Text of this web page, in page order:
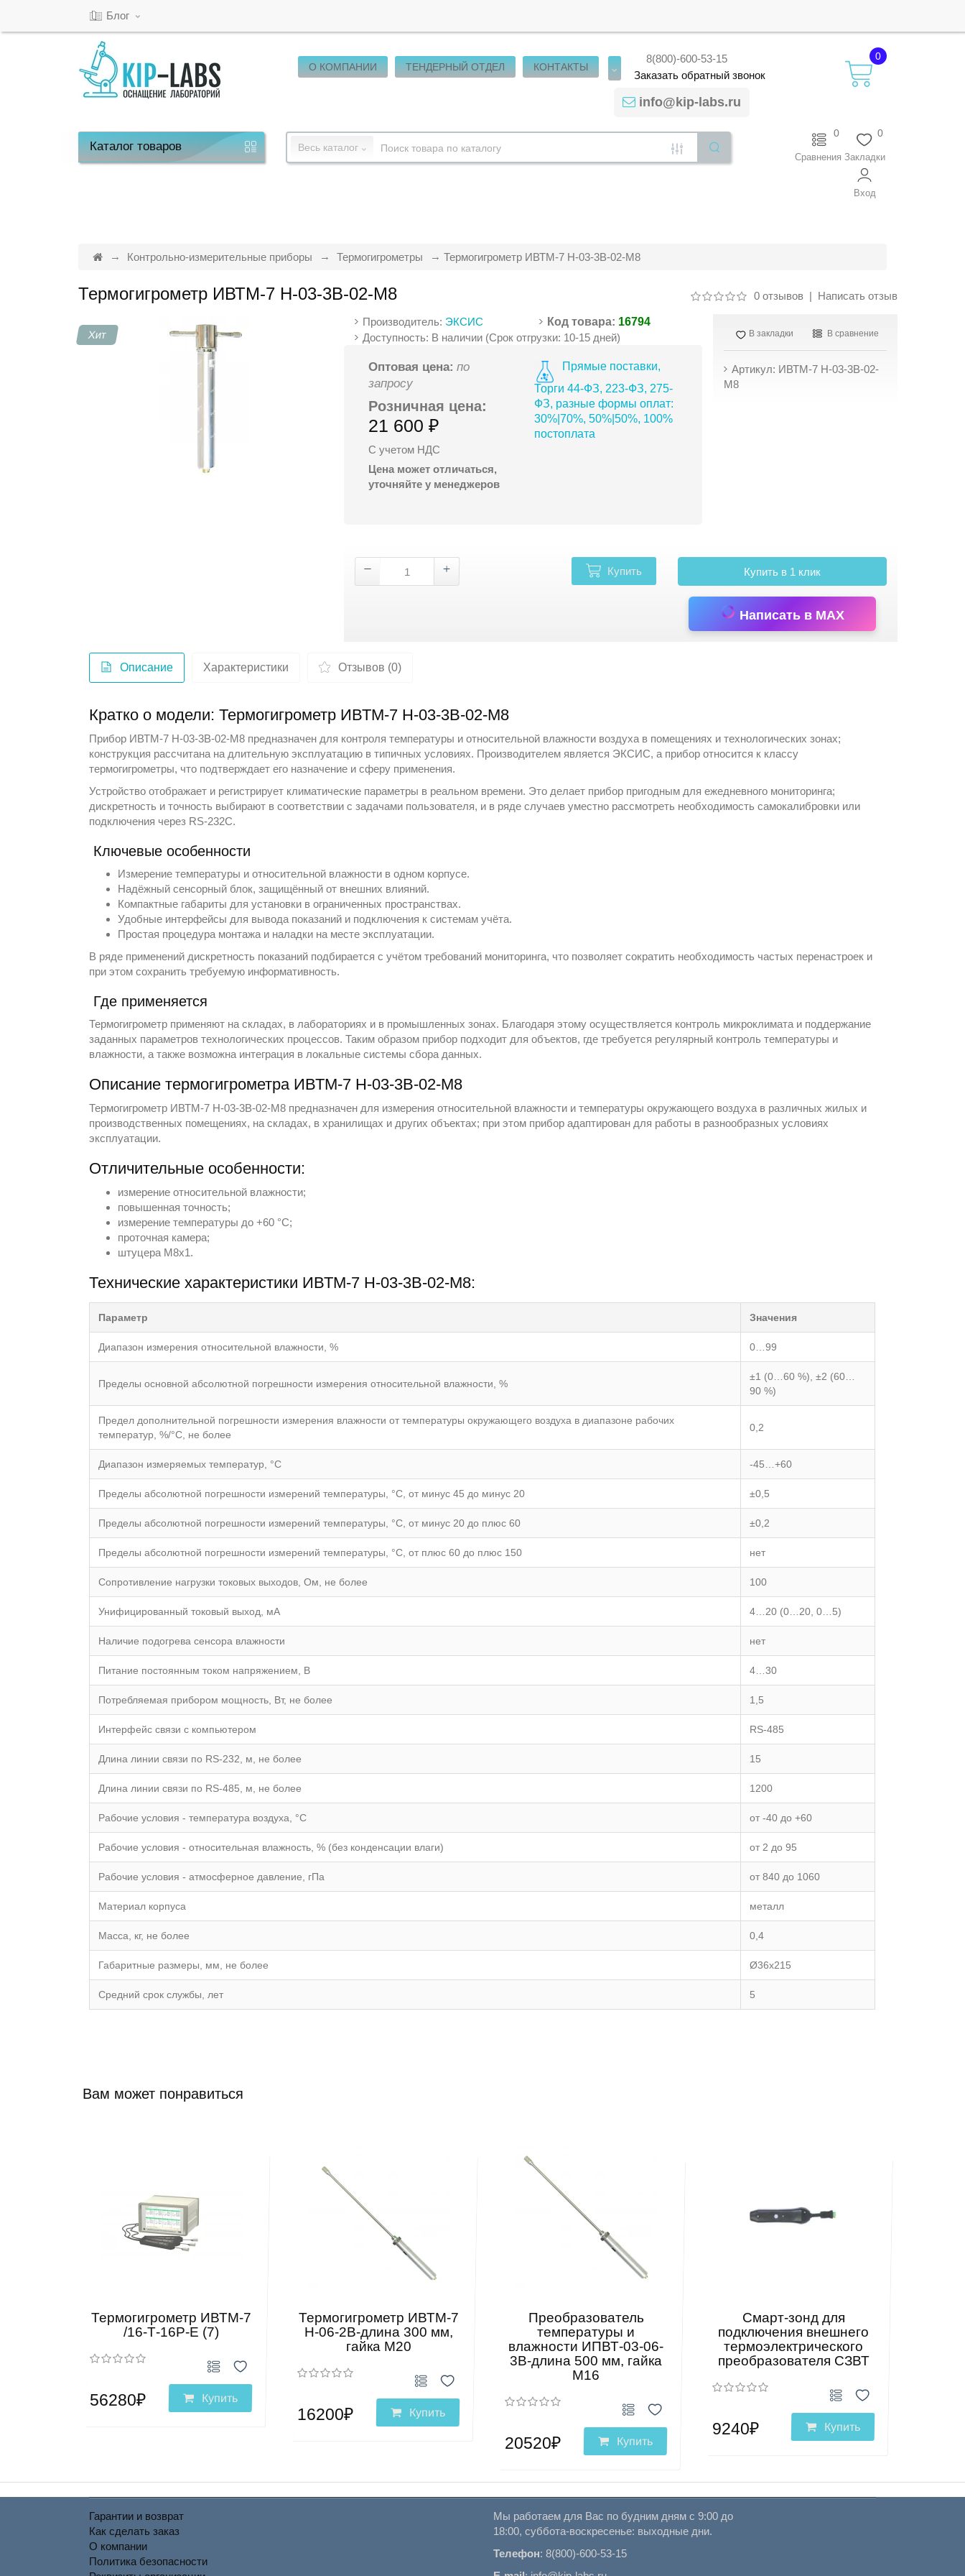
Блог
О КОМПАНИИ ТЕНДЕРНЫЙ ОТДЕЛ КОНТАКТЫ
8(800)-600-53-15
Заказатьобратныйзвонок
info@kip-labs.ru
0
Каталогтоваров Весь каталог
0
Закладки
0
Сравнения
Вход
Контрольно-измерительные приборы Термогигрометры Термогигрометр ИВТМ-7 Н-03-3В-02-М8
Термогигрометр ИВТМ-7 Н-03-3В-02-М8 0 отзывов| Написать отзыв
Хит
Производитель: ЭКСИС Код товара: 16794
Доступность: В наличии (Срок отгрузки: 10-15 дней)
Оптовая цена: по
запросу
Розничная цена:
21 600 ₽
С учетом НДС
Цена может отличаться,
уточняйте у менеджеров
Прямые поставки,
Торги 44-ФЗ, 223-ФЗ, 275-
ФЗ, разные формы оплат:
30%|70%, 50%|50%, 100%
постоплата
В закладки В сравнение
Артикул: ИВТМ-7 Н-03-3В-02-
М8
Купить Купить в 1 клик
Написать в MAX
Описание Характеристики Отзывов (0)
Кратко о модели: Термогигрометр ИВТМ-7 Н-03-3В-02-М8
Прибор ИВТМ-7 Н-03-3В-02-М8 предназначен для контроля температуры и относительной влажности воздуха в помещениях и технологических зонах;
конструкция рассчитана на длительную эксплуатацию в типичных условиях. Производителем является ЭКСИС, а прибор относится к классу
термогигрометры, что подтверждает его назначение и сферу применения.
Устройство отображает и регистрирует климатические параметры в реальном времени. Это делает прибор пригодным для ежедневного мониторинга;
дискретность и точность выбирают в соответствии с задачами пользователя, и в ряде случаев уместно рассмотреть необходимость самокалибровки или
подключения через RS-232C.
Ключевые особенности
Измерение температуры и относительной влажности в одном корпусе.
Надёжный сенсорный блок, защищённый от внешних влияний.
Компактные габариты для установки в ограниченных пространствах.
Удобные интерфейсы для вывода показаний и подключения к системам учёта.
Простая процедура монтажа и наладки на месте эксплуатации.
В ряде применений дискретность показаний подбирается с учётом требований мониторинга, что позволяет сократить необходимость частых перенастроек и
при этом сохранить требуемую информативность.
Где применяется
Термогигрометр применяют на складах, в лабораториях и в промышленных зонах. Благодаря этому осуществляется контроль микроклимата и поддержание
заданных параметров технологических процессов. Таким образом прибор подходит для объектов, где требуется регулярный контроль температуры и
влажности, а также возможна интеграция в локальные системы сбора данных.
Описание термогигрометра ИВТМ-7 Н-03-3В-02-М8
Термогигрометр ИВТМ-7 Н-03-3В-02-М8 предназначен для измерения относительной влажности и температуры окружающего воздуха в различных жилых и
производственных помещениях, на складах, в хранилищах и других объектах; при этом прибор адаптирован для работы в разнообразных условиях
эксплуатации.
Отличительные особенности:
измерение относительной влажности;
повышенная точность;
измерение температуры до +60 °С;
проточная камера;
штуцера М8x1.
Технические характеристики ИВТМ-7 Н-03-3В-02-М8:
Параметр Значения
Диапазон измерения относительной влажности, % 0…99
Пределы основной абсолютной погрешности измерения относительной влажности, %
±1 (0…60 %), ±2 (60…
90 %)
Предел дополнительной погрешности измерения влажности от температуры окружающего воздуха в диапазоне рабочих
температур, %/°С, не более
0,2
Диапазон измеряемых температур, °С -45…+60
Пределы абсолютной погрешности измерений температуры, °С, от минус 45 до минус 20 ±0,5
Пределы абсолютной погрешности измерений температуры, °С, от минус 20 до плюс 60 ±0,2
Пределы абсолютной погрешности измерений температуры, °С, от плюс 60 до плюс 150 нет
Сопротивление нагрузки токовых выходов, Ом, не более 100
Унифицированный токовый выход, мА 4…20 (0…20, 0…5)
Наличие подогрева сенсора влажности нет
Питание постоянным током напряжением, В 4…30
Потребляемая прибором мощность, Вт, не более 1,5
Интерфейс связи с компьютером RS-485
Длина линии связи по RS-232, м, не более 15
Длина линии связи по RS-485, м, не более 1200
Рабочие условия - температура воздуха, °С от -40 до +60
Рабочие условия - относительная влажность, % (без конденсации влаги) от 2 до 95
Рабочие условия - атмосферное давление, гПа от 840 до 1060
Материал корпуса металл
Масса, кг, не более 0,4
Габаритные размеры, мм, не более Ø36х215
Средний срок службы, лет 5
Вам может понравиться
Термогигрометр ИВТМ-7
/16-Т-16Р-Е (7)
56280₽ Купить
Термогигрометр ИВТМ-7
Н-06-2В-длина 300 мм,
гайка М20
16200₽ Купить
Преобразователь
температуры и
влажности ИПВТ-03-06-
3В-длина 500 мм, гайка
М16
20520₽ Купить
Смарт-зонд для
подключения внешнего
термоэлектрического
преобразователя СЗВТ
9240₽ Купить
Гарантии и возврат
Как сделать заказ
О компании
Политика безопасности
Мы работаем для Вас по будним дням с 9:00 до
18:00, суббота-воскресенье: выходные дни.
Телефон: 8(800)-600-53-15